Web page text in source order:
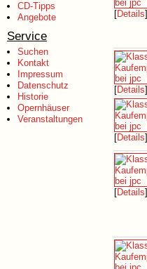
CD-Tipps
Angebote
Service
Suchen
Kontakt
Impressum
Datenschutz
Historie
Opernhäuser
Veranstaltungen
[Details]
[Details]
[Details]
[Details]